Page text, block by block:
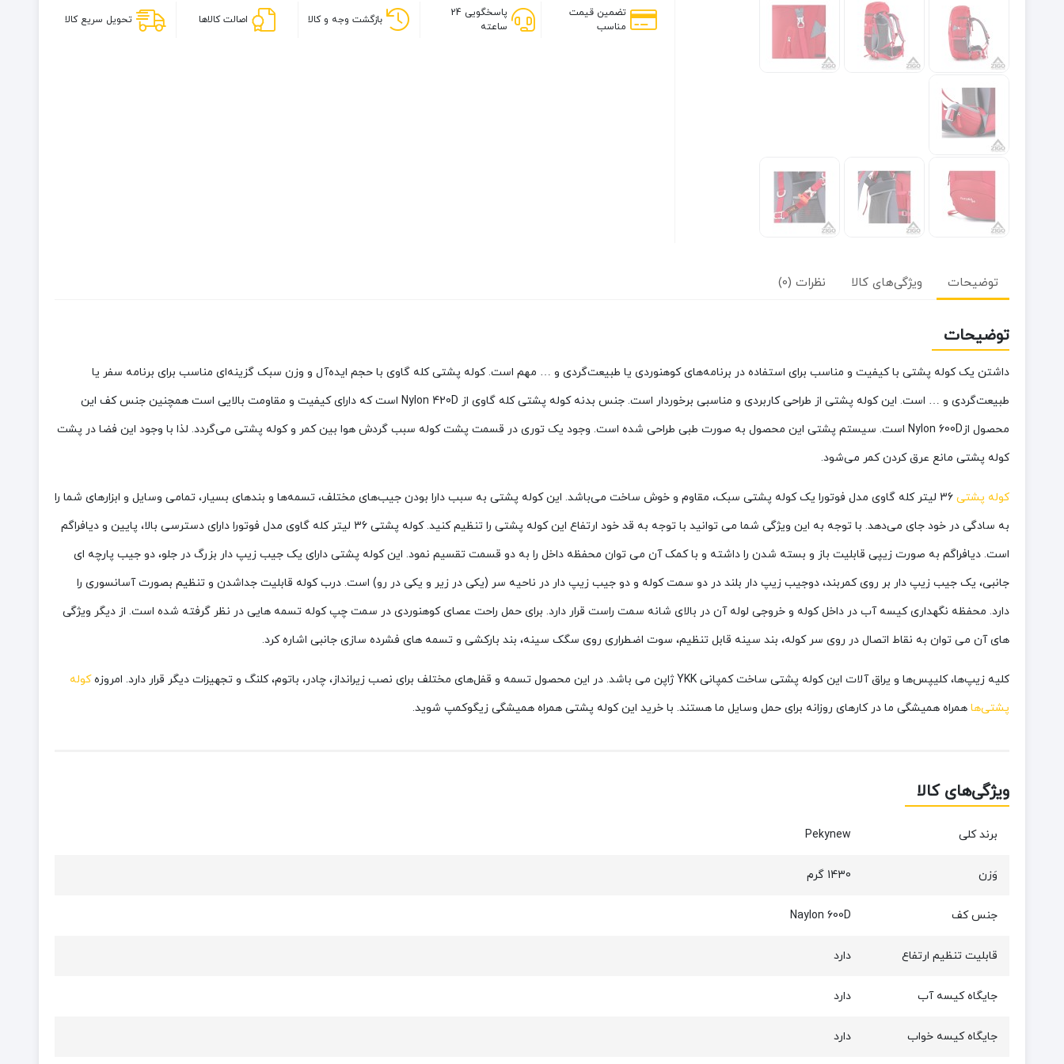
(پکینیو)
تضمین قیمت
مناسب
پاسخگویی 24
ساعته
بازگشت وجه و کالا اصالت کالاها تحویل سریع کالا
توضیحات ویژگی‌های کالا نظرات (0)
توضیحات
داشتن یک کوله پشتی با کیفیت و مناسب برای استفاده در برنامه‌های کوهنوردی یا طبیعت‌گردی و … مهم است. کوله پشتی کله گاوی با حجم ایده‌آل و وزن سبک گزینه‌ای مناسب برای برنامه سفر یا
طبیعت‌گردی و … است. این کوله پشتی از طراحی کاربردی و مناسبی برخوردار است. جنس بدنه کوله پشتی کله گاوی از Nylon 420D است که دارای کیفیت و مقاومت بالایی است همچنین جنس کف این
محصول ازNylon 600D است. سیستم پشتی این محصول به صورت طبی طراحی شده است. وجود یک توری در قسمت پشت کوله سبب گردش هوا بین کمر و کوله پشتی می‌گردد. لذا با وجود این فضا در پشت
کوله پشتی مانع عرق کردن کمر می‌شود.
کوله پشتی
36 لیتر کله گاوی مدل فوتورا یک کوله پشتی سبک، مقاوم و خوش ساخت می‌باشد. این کوله پشتی به سبب دارا بودن جیب‌های مختلف، تسمه‌ها و بندهای بسیار، تمامی وسایل و ابزارهای شما را
به سادگی در خود جای می‌دهد. با توجه به این ویژگی شما می توانید با توجه به قد خود ارتفاع این کوله پشتی را تنظیم کنید. کوله پشتی 36 لیتر کله گاوی مدل فوتورا دارای دسترسی بالا، پایین و دیافراگم
است. دیافراگم به صورت زیپی قابلیت باز و بسته شدن را داشته و با کمک آن می توان محفظه داخل را به دو قسمت تقسیم نمود. این کوله پشتی دارای یک جیب زیپ دار بزرگ در جلو، دو جیب پارچه ای
جانبی، یک جیب زیپ دار بر روی کمربند، دوجیب زیپ دار بلند در دو سمت کوله و دو جیب زیپ دار در ناحیه سر (یکی در زیر و یکی در رو) است. درب کوله قابلیت جداشدن و تنظیم بصورت آسانسوری را
دارد. محفظه نگهداری کیسه آب در داخل کوله و خروجی لوله آن در بالای شانه سمت راست قرار دارد. برای حمل راحت عصای کوهنوردی در سمت چپ کوله تسمه هایی در نظر گرفته شده است. از دیگر ویژگی
های آن می توان به نقاط اتصال در روی سر کوله، بند سینه قابل تنظیم، سوت اضطراری روی سگک سینه، بند بارکشی و تسمه های فشرده سازی جانبی اشاره کرد.
کلیه زیپ‌ها، کلیپس‌ها و یراق آلات این کوله پشتی ساخت کمپانی YKKژاپن می باشد. در این محصول تسمه و قفل‌های مختلف برای نصب زیرانداز، چادر، باتوم، کلنگ و تجهیزات دیگر قرار دارد. امروزهکوله
پشتی‌هاهمراه همیشگی ما در کارهای روزانه برای حمل وسایل ما هستند. با خرید این کوله پشتی همراه همیشگی زیگوکمپ شوید.
ویژگی‌های کالا
برند کلی Pekynew
وَزن 1430 گرم
جنس کف Naylon 600D
قابلیت تنظیم ارتفاع دارد
جایگاه کیسه آب دارد
جایگاه کیسه خواب دارد